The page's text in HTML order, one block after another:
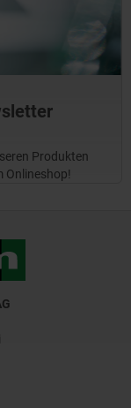
Produkten
Onlineshop!